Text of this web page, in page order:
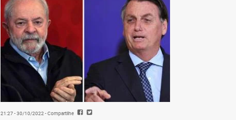
21:27 - 30/10/2022- Compartilhe